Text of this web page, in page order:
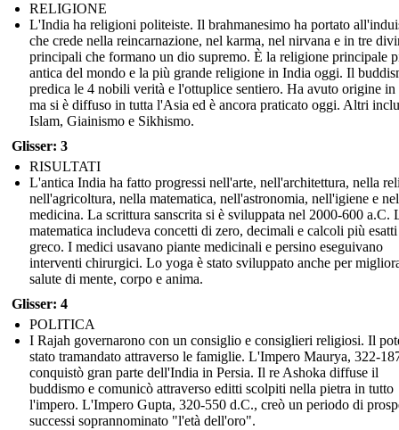
RELIGIONE
L'India ha religioni politeiste. Il brahmanesimo ha portato
che crede nella reincarnazione, nel karma, nel nirvana e in tre
principali che formano un dio supremo. È la religione principale
antica del mondo e la più grande religione in India oggi. Il
predica le 4 nobili verità e l'ottuplice sentiero. Ha avuto origine in
ma si è diffuso in tutta l'Asia ed è ancora praticato oggi. Altri
Islam, Giainismo e Sikhismo.
Glisser: 3
RISULTATI
L'antica India ha fatto progressi nell'arte, nell'architettura, nella
nell'agricoltura, nella matematica, nell'astronomia, nell'igiene e
medicina. La scrittura sanscrita si è sviluppata nel 2000-600 a.C.
matematica includeva concetti di zero, decimali e calcoli più
greco. I medici usavano piante medicinali e persino eseguivano
interventi chirurgici. Lo yoga è stato sviluppato anche per
salute di mente, corpo e anima.
Glisser: 4
POLITICA
I Rajah governarono con un consiglio e consiglieri religiosi. Il
stato tramandato attraverso le famiglie. L'Impero Maurya, 322-
conquistò gran parte dell'India in Persia. Il re Ashoka diffuse il
buddismo e comunicò attraverso editti scolpiti nella pietra in tutto
l'impero. L'Impero Gupta, 320-550 d.C., creò un periodo di
successi soprannominato "l'età dell'oro".